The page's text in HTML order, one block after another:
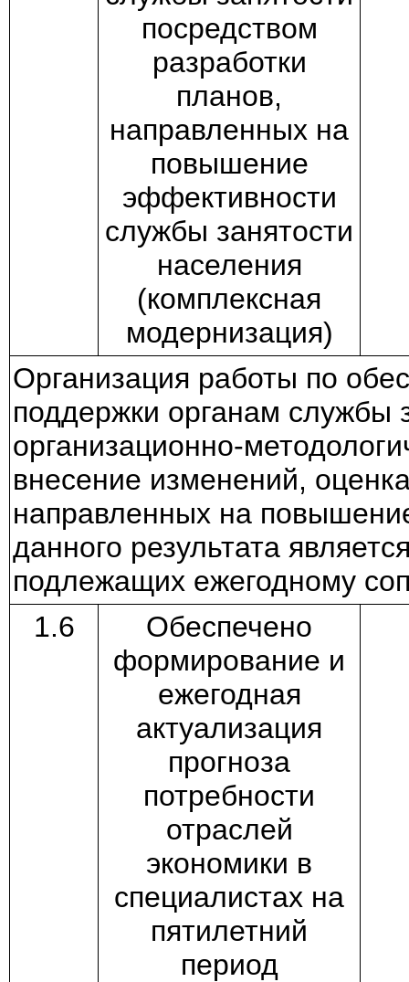
посредством
разработки
планов,
направленных на
повышение
эффективности
службы занятости
населения
(комплексная
модернизация)
Организация работы по
поддержки органам службы
организационно-
внесение изменений,
направленных на
данного результата
подлежащих ежегодному
1.6
Обеспечено
формирование и
ежегодная
актуализация
прогноза
потребности
отраслей
экономики в
специалистах на
пятилетний
период